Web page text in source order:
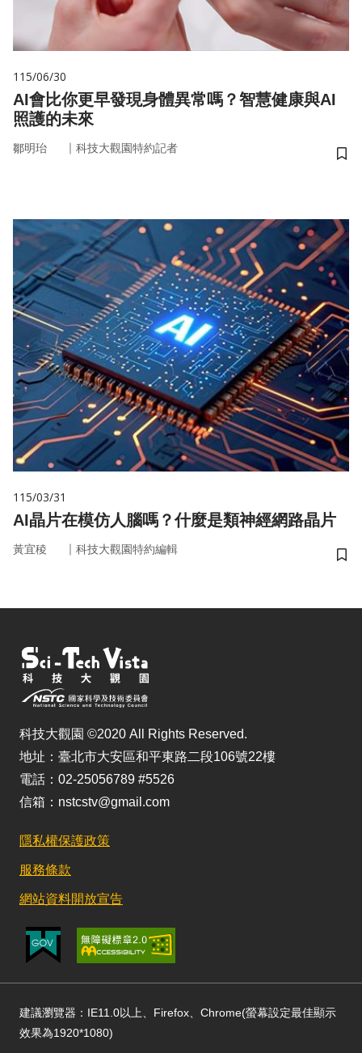
115/06/30
AI會比你更早發現身體異常嗎？智慧健康與AI
照護的未來
鄒明珆 ｜ 科技大觀園特約記者
儲
115/03/31
AI晶片在模仿人腦嗎？什麼是類神經網路晶片
黃宜稜 ｜ 科技大觀園特約編輯
儲
科技大觀園 ©2020 All Rights Reserved.
地址：臺北市大安區和平東路二段106號22樓
電話：02-25056789 #5526
信箱：nstcstv@gmail.com
隱私權保護政策
服務條款
網站資料開放宣告
建議瀏覽器：IE11.0以上、Firefox、Chrome(螢幕設定最佳顯示
效果為1920*1080)